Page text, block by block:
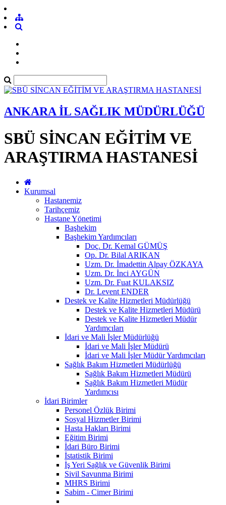
ANKARA İL SAĞLIK MÜDÜRLÜĞÜ
SBÜ SİNCAN EĞİTİM VE
ARAŞTIRMA HASTANESİ
Kurumsal
Hastanemiz
Tarihçemiz
Hastane Yönetimi
Başhekim
Başhekim Yardımcıları
Doç. Dr. Kemal GÜMÜŞ
Op. Dr. Bilal ARIKAN
Uzm. Dr. İmadettin Alpay ÖZKAYA
Uzm. Dr. İnci AYGÜN
Uzm. Dr. Fuat KULAKSIZ
Dr. Levent ENDER
Destek ve Kalite Hizmetleri Müdürlüğü
Destek ve Kalite Hizmetleri Müdürü
Destek ve Kalite Hizmetleri Müdür
Yardımcıları
İdari ve Mali İşler Müdürlüğü
İdari ve Mali İşler Müdürü
İdari ve Mali İşler Müdür Yardımcıları
Sağlık Bakım Hizmetleri Müdürlüğü
Sağlık Bakım Hizmetleri Müdürü
Sağlık Bakım Hizmetleri Müdür
Yardımcısı
İdari Birimler
Personel Özlük Birimi
Sosyal Hizmetler Birimi
Hasta Hakları Birimi
Eğitim Birimi
İdari Büro Birimi
İstatistik Birimi
İş Yeri Sağlık ve Güvenlik Birimi
Sivil Savunma Birimi
MHRS Birimi
Sabim - Cimer Birimi